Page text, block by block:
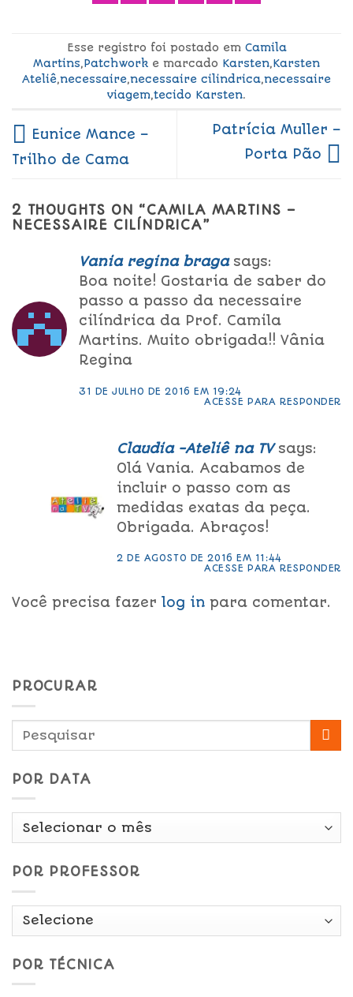
Esse registro foi postado em Camila
Martins,Patchwork e marcado Karsten,Karsten
Ateliê,necessaire,necessaire cilindrica,necessaire
viagem,tecido Karsten.
Eunice Mance –
Trilho de Cama
Patrícia Muller –
Porta Pão
2 THOUGHTS ON “CAMILA MARTINS –
NECESSAIRE CILÍNDRICA”
Vania regina braga says:
Boa noite! Gostaria de saber do
passo a passo da necessaire
cilíndrica da Prof. Camila
Martins. Muito obrigada!! Vânia
Regina
31 DE JULHO DE 2016 EM 19:24
ACESSE PARA RESPONDER
Claudia -Ateliê na TV says:
Olá Vania. Acabamos de
incluir o passo com as
medidas exatas da peça.
Obrigada. Abraços!
2 DE AGOSTO DE 2016 EM 11:44
ACESSE PARA RESPONDER
Você precisa fazer log in para comentar.
PROCURAR
POR DATA
Por
POR PROFESSOR
POR TÉCNICA